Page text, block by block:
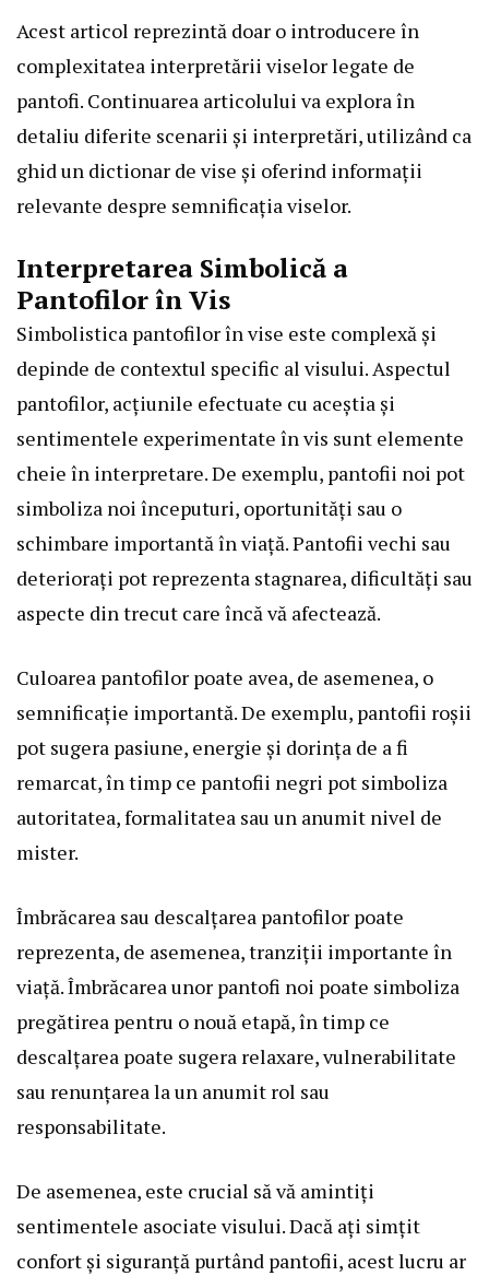
Acest articol reprezintă doar o introducere în
complexitatea interpretării viselor legate de
pantofi. Continuarea articolului va explora în
detaliu diferite scenarii și interpretări, utilizând ca
ghid un dictionar de vise și oferind informații
relevante despre semnificația viselor.
Interpretarea Simbolică a
Pantofilor în Vis
Simbolistica pantofilor în vise este complexă și
depinde de contextul specific al visului. Aspectul
pantofilor, acțiunile efectuate cu aceștia și
sentimentele experimentate în vis sunt elemente
cheie în interpretare. De exemplu, pantofii noi pot
simboliza noi începuturi, oportunități sau o
schimbare importantă în viață. Pantofii vechi sau
deteriorați pot reprezenta stagnarea, dificultăți sau
aspecte din trecut care încă vă afectează.
Culoarea pantofilor poate avea, de asemenea, o
semnificație importantă. De exemplu, pantofii roșii
pot sugera pasiune, energie și dorința de a fi
remarcat, în timp ce pantofii negri pot simboliza
autoritatea, formalitatea sau un anumit nivel de
mister.
Îmbrăcarea sau descalțarea pantofilor poate
reprezenta, de asemenea, tranziții importante în
viață. Îmbrăcarea unor pantofi noi poate simboliza
pregătirea pentru o nouă etapă, în timp ce
descalțarea poate sugera relaxare, vulnerabilitate
sau renunțarea la un anumit rol sau
responsabilitate.
De asemenea, este crucial să vă amintiți
sentimentele asociate visului. Dacă ați simțit
confort și siguranță purtând pantofii, acest lucru ar